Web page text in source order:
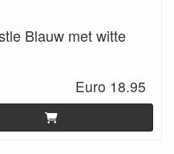
Blauw met witte
Euro 18.95